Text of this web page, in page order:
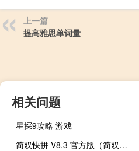
上一篇
提高雅思单词量
相关问题
星探9攻略 游戏
简双快拼 V8.3 官方版（简双快拼 V8.3 官方版功能简介）